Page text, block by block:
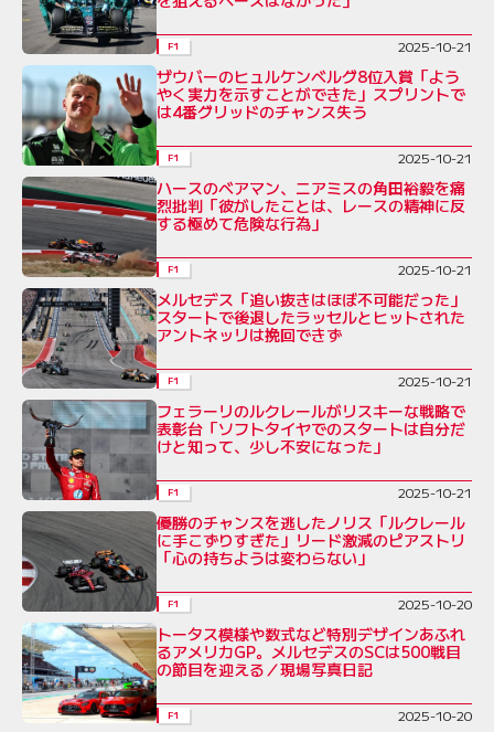
F1 2025-10-21
ザウバーのヒュルケンベルグ8位入賞「よう
やく実力を示すことができた」スプリントで
は4番グリッドのチャンス失う
F1 2025-10-21
ハースのベアマン、ニアミスの角田裕毅を痛
烈批判「彼がしたことは、レースの精神に反
する極めて危険な行為」
F1 2025-10-21
メルセデス「追い抜きはほぼ不可能だった」
スタートで後退したラッセルとヒットされた
アントネッリは挽回できず
F1 2025-10-21
フェラーリのルクレールがリスキーな戦略で
表彰台「ソフトタイヤでのスタートは自分だ
けと知って、少し不安になった」
F1 2025-10-21
優勝のチャンスを逃したノリス「ルクレール
に手こずりすぎた」リード激減のピアストリ
「心の持ちようは変わらない」
F1 2025-10-20
トータス模様や数式など特別デザインあふれ
るアメリカGP。メルセデスのSCは500戦目
の節目を迎える／現場写真日記
F1 2025-10-20